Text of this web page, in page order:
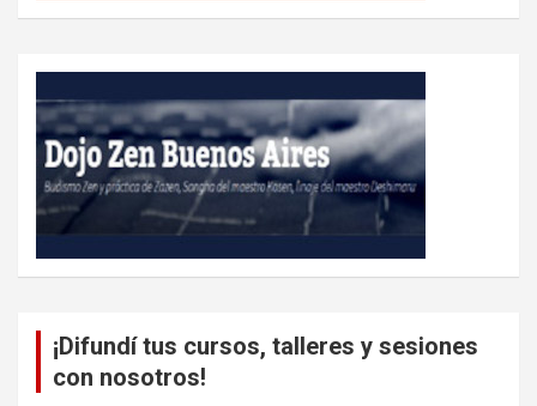
¡Difundí tus cursos, talleres y sesiones
con nosotros!